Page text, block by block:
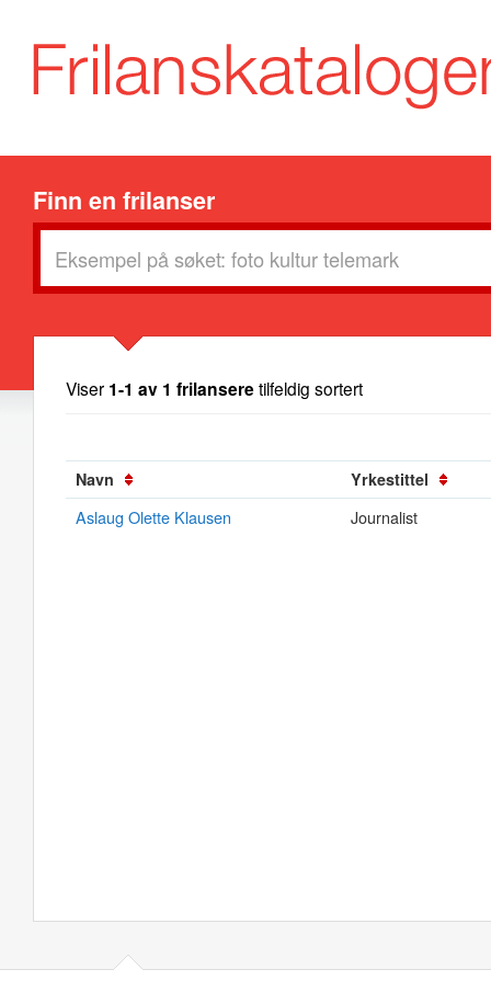
Finn en frilanser
Viser 1-1 av 1 frilanseretilfeldig sortert
Navn Yrkestittel
Aslaug Olette Klausen Journalist